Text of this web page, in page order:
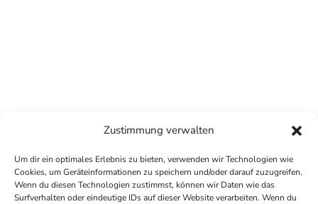
Zustimmung verwalten
Um dir ein optimales Erlebnis zu bieten, verwenden wir Technologien wie
Cookies, um Geräteinformationen zu speichern und/oder darauf zuzugreifen.
Wenn du diesen Technologien zustimmst, können wir Daten wie das
Surfverhalten oder eindeutige IDs auf dieser Website verarbeiten. Wenn du